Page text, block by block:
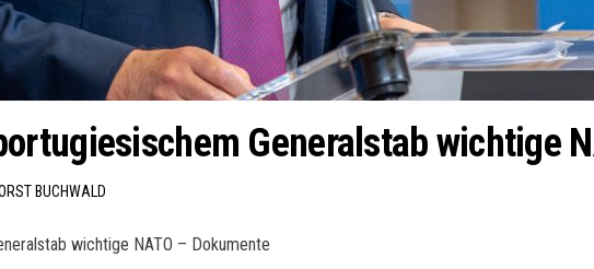
Generalstab wichtige
BUCHWALD
wichtige NATO – Dokumente